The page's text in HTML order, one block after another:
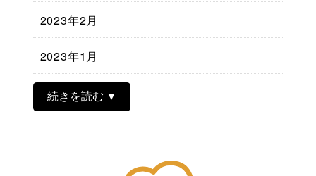
2023年2月
2023年1月
続きを読む